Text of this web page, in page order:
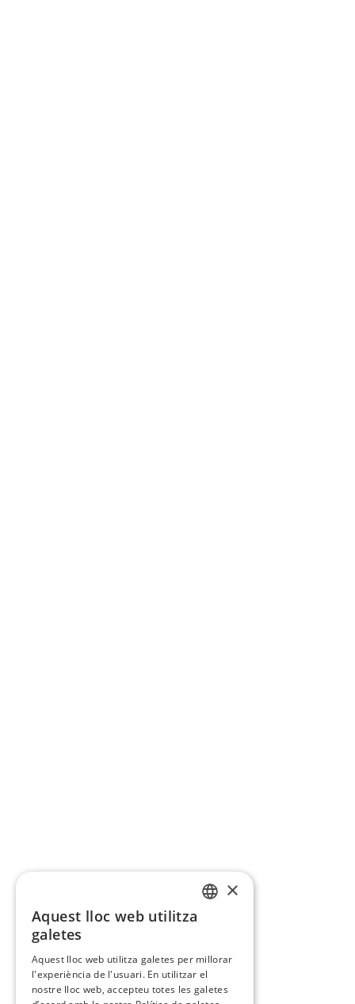
×
Aquest lloc web utilitza
galetes
Aquest lloc web utilitza galetes per millorar
l'experiència de l'usuari. En utilitzar el
nostre lloc web, accepteu totes les galetes